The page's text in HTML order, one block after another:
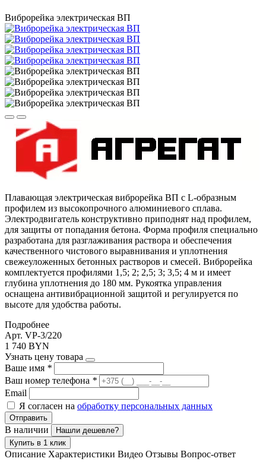
Виброрейка электрическая ВП
Плавающая электрическая виброрейка ВП с L-образным
профилем из высокопрочного алюминиевого сплава.
Электродвигатель конструктивно приподнят над профилем,
для защиты от попадания бетона. Форма профиля специально
разработана для разглаживания раствора и обеспечения
качественного чистового выравнивания и уплотнения
свежеуложенных бетонных растворов и смесей. Виброрейка
комплектуется профилями 1,5; 2; 2,5; 3; 3,5; 4 м и имеет
глубина уплотнения до 180 мм. Рукоятка управления
оснащена антивибрационной защитой и регулируется по
высоте для удобства работы.
Подробнее
Арт. VP-3/220
1 740 BYN
Узнать цену товара
Ваше имя *
Ваш номер телефона *
Email
Я согласен на обработку персональных данных
Отправить
В наличии
Нашли дешевле?
Купить в 1 клик
Описание Характеристики Видео Отзывы Вопрос-ответ